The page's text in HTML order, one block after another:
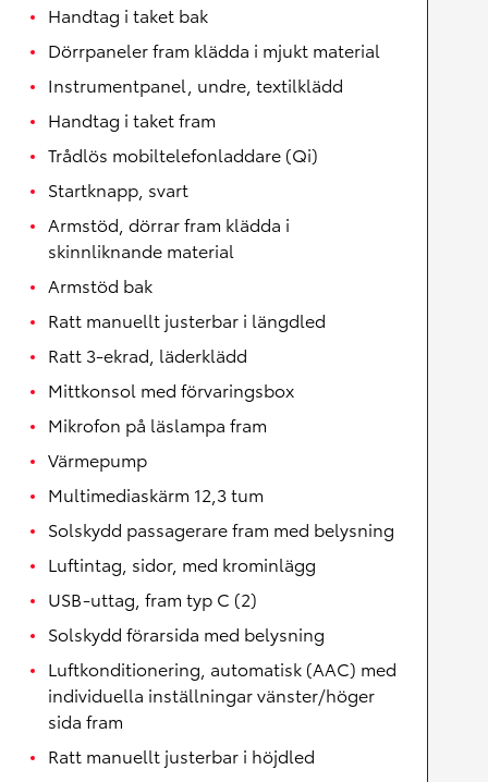
Handtag i taket bak
Dörrpaneler fram klädda i mjukt material
Instrumentpanel, undre, textilklädd
Handtag i taket fram
Trådlös mobiltelefonladdare (Qi)
Startknapp, svart
Armstöd, dörrar fram klädda i
skinnliknande material
Armstöd bak
Ratt manuellt justerbar i längdled
Ratt 3-ekrad, läderklädd
Mittkonsol med förvaringsbox
Mikrofon på läslampa fram
Värmepump
Multimediaskärm 12,3 tum
Solskydd passagerare fram med belysning
Luftintag, sidor, med krominlägg
USB-uttag, fram typ C (2)
Solskydd förarsida med belysning
Luftkonditionering, automatisk (AAC) med
individuella inställningar vänster/höger
sida fram
Ratt manuellt justerbar i höjdled